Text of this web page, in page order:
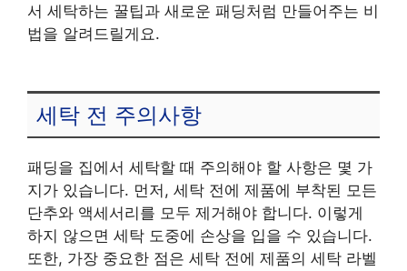
서 세탁하는 꿀팁과 새로운 패딩처럼 만들어주는 비
법을 알려드릴게요.
세탁 전 주의사항
패딩을 집에서 세탁할 때 주의해야 할 사항은 몇 가
지가 있습니다. 먼저, 세탁 전에 제품에 부착된 모든
단추와 액세서리를 모두 제거해야 합니다. 이렇게
하지 않으면 세탁 도중에 손상을 입을 수 있습니다.
또한, 가장 중요한 점은 세탁 전에 제품의 세탁 라벨